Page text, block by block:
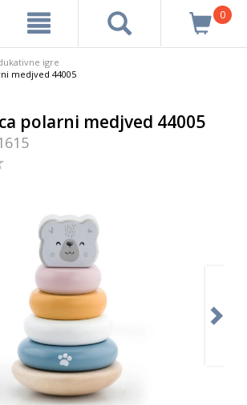
0
igre
medjved 44005
polarni medjved 44005